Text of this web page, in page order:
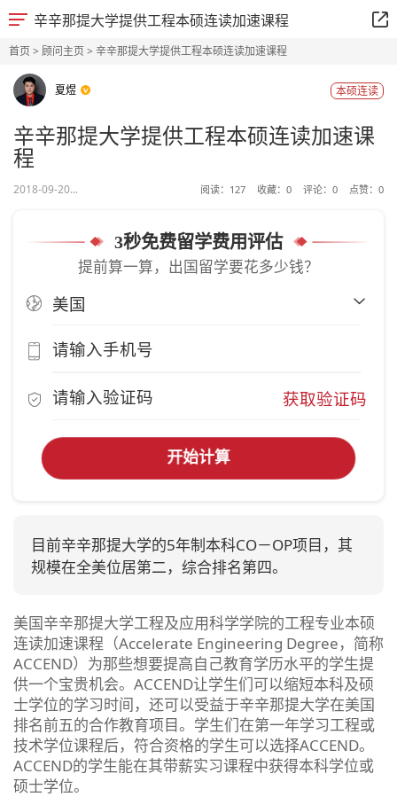
辛辛那提大学提供工程本硕连读加速课程
首页> 顾问主页> 辛辛那提大学提供工程本硕连读加速课程
夏煜 本硕连读
辛辛那提大学提供工程本硕连读加速课
程
2018-09-20... 阅读： 127 收藏： 0 评论： 0 点赞： 0
3秒免费留学费用评估
提前算一算，出国留学要花多少钱？
获取验证码
开始计算
目前辛辛那提大学的5年制本科CO－OP项目，其
规模在全美位居第二，综合排名第四。
美国辛辛那提大学工程及应用科学学院的工程专业本硕
连读加速课程（Accelerate Engineering Degree，简称
ACCEND）为那些想要提高自己教育学历水平的学生提
供一个宝贵机会。ACCEND让学生们可以缩短本科及硕
士学位的学习时间，还可以受益于辛辛那提大学在美国
排名前五的合作教育项目。学生们在第一年学习工程或
技术学位课程后，符合资格的学生可以选择ACCEND。
ACCEND的学生能在其带薪实习课程中获得本科学位或
硕士学位。